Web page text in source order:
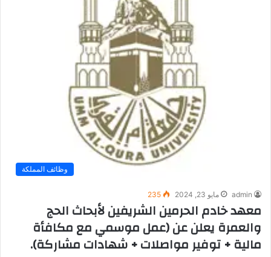
وظائف المملكة
admin مايو 23, 2024 235
معهد خادم الحرمين الشريفين لأبحاث الحج
والعمرة يعلن عن (عمل موسمي مع مكافأة
مالية + توفير مواصلات + شهادات مشاركة).